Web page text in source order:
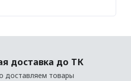
доставка до ТК
доставляем товары